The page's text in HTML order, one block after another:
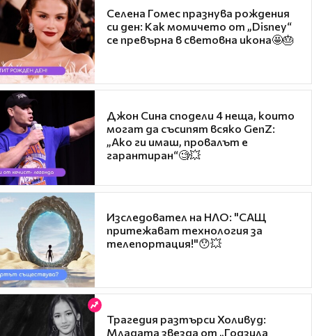
Селена Гомес празнува рождения
си ден: Как момичето от „Disney“
се превърна в световна икона🤩🎂
Джон Сина сподели 4 неща, които
могат да съсипят всяко GenZ:
„Ако ги имаш, провалът е
гарантиран“🧐💥
Изследовател на НЛО: "САЩ
притежават технология за
телепортация!"😯💥
Трагедия разтърси Холивуд:
Младата звезда от „Годзила